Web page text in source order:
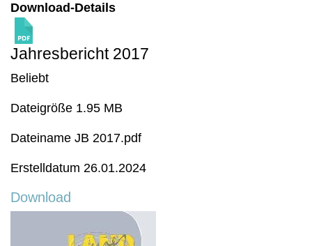
Download-Details
Jahresbericht 2017
Beliebt
Dateigröße 1.95 MB
Dateiname JB 2017.pdf
Erstelldatum 26.01.2024
Download